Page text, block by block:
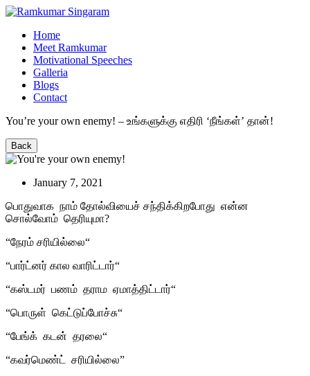
Home
Meet Ramkumar
Motivational Speeches
Galleria
Blogs
Contact
You’re your own enemy! – உங்களுக்கு எதிரி ‘நீங்கள்’ தான்!
Back
January 7, 2021
பொதுவாக நாம் தோல்வியைச் சந்திக்கிறபோது என்ன
சொல்வோம் தெரியுமா?
“நேரம் சரியில்லை“
“பார்ட்னர் கால வாரிட்டார்“
“கஸ்டமர் பணம் தராம ஏமாத்திட்டார்“
“பொருள் கெட்டுப்போச்சு“
“பேங்க் கடன் தரலை“
“கவர்மெண்ட் சரியில்லை”